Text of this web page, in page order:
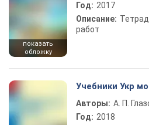
показать
обложку
Год: 2017
Описание:
работ
Учебники Укр
Авторы: А. П.
Год: 2018